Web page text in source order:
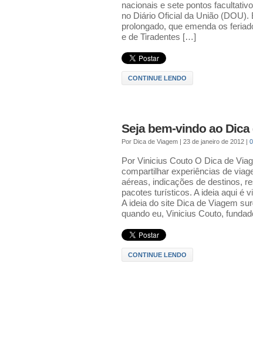
nacionais e sete pontos
no Diário Oficial da União
prolongado, que emenda os
e de Tiradentes […]
CONTINUE LENDO
Seja bem-vindo ao Dica
Por Dica de Viagem | 23 de janeiro de 2012 |
Por Vinicius Couto O Dica de
compartilhar experiências de
aéreas, indicações de destinos,
pacotes turísticos. A ideia aqui é
A ideia do site Dica de Viagem
quando eu, Vinicius Couto,
CONTINUE LENDO